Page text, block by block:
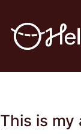
This is my